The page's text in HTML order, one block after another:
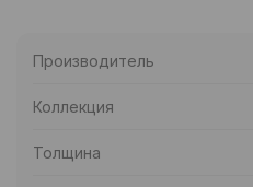
Производитель
Коллекция
Толщина